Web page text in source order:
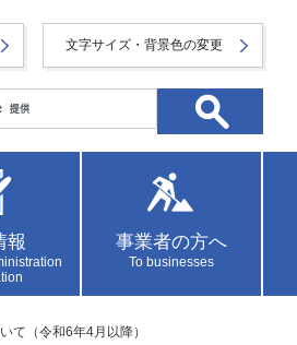
文字サイズ・背景色の変更
報 事業者の方へ
To businesses
て（令和6年4月以降）